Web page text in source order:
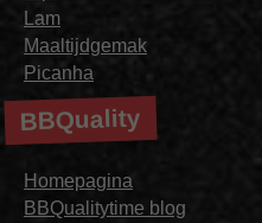
Lam
Maaltijdgemak
Picanha
BBQuality
Homepagina
BBQualitytime blog